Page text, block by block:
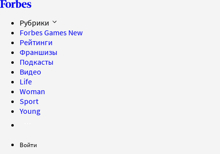
Рубрики
Forbes Games New
Рейтинги
Франшизы
Подкасты
Видео
Life
Woman
Sport
Young
Войти